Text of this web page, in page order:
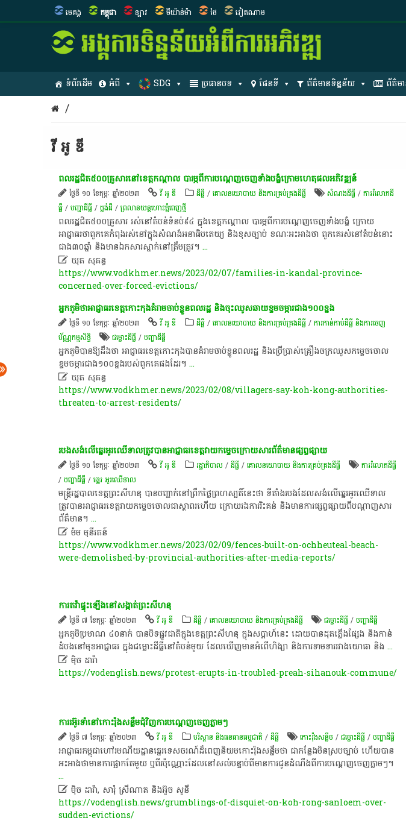
មេគង្គ កម្ពុជា ឡាវ មីយ៉ាន់ម៉ា ថៃ វៀតណាម
ទំព័រដើម អំពី SDG ប្រធានបទ ផែនទី ព័ត៌មានទិន្នន័យ ព័ត៌ម
/
វី អូ ឌី
ពលរដ្ឋជិត៥០០គ្រួសារនៅខេត្តកណ្ដាល បារម្ភពីការបណ្ដេញចេញទាំងបង្ខំក្រោមហេតុផលអភិវឌ្ឍន៍
ថ្ងៃទី ១០ ខែកុម្ភៈ ឆ្នាំ២០២៣ វី អូ ឌី ដីធ្លី/គោលនយោបាយ និង​ការគ្រប់គ្រង​ដីធ្លី សំណងដីធ្លី/ការរំលោភដី
ធ្លី/បញ្ហា​ដី​ធ្លី​/ប្លង់ដី/ព្រលា​នយន្តហោះ​ភ្នំពេញថ្មី
ពលរដ្ឋជិត៥០០គ្រួសារ រស់នៅតំបន់ទំនប់៩៤ ក្នុងខេត្តកណ្ដាល បារម្ភពីការបណ្ដេញចេញទាំងបង្ខំ ក្រោយ
អាជ្ញាធរថាពួកគេកំពុងរស់នៅក្នុងសំណង់អនាធិបតេយ្យ និងខុសច្បាប់ ខណៈអះអាងថា ពួកគេរស់នៅតំបន់នោះ
ជាង៣០ឆ្នាំ និងមានឯកសារស្នាក់នៅត្រឹមត្រូវ។ ...
ឃុត សុគន្ធ
https://www.vodkhmer.news/2023/02/07/families-in-kandal-province-
concerned-over-forced-evictions/
អ្នកភូមិថាអាជ្ញាធរខេត្តកោះកុងគំរាមចាប់ខ្លួនពលរដ្ឋ និងចុះឈូសឆាយខ្ទមចម្ការជាង១០០ខ្នង
ថ្ងៃទី ១០ ខែកុម្ភៈ ឆ្នាំ២០២៣ វី អូ ឌី ដីធ្លី/គោលនយោបាយ និង​ការគ្រប់គ្រង​ដីធ្លី/ការកាន់កាប់​ដីធ្លី និង​ការចេញ​
ប័ណ្ណកម្មសិទ្ធិ​
ជម្លោះ​ដីធ្លី/បញ្ហា​ដី​ធ្លី​
អ្នកភូមិបានឱ្យដឹងថា អាជ្ញាធរខេត្តកោះកុងបានគំរាមចាប់ខ្លួនពលរដ្ឋ និងប្រើប្រាស់គ្រឿងចក្រឈូសកម្ទេចចោល
ខ្ទមចម្ការជាង១០០ខ្នងរបស់ពួកគេផងដែរ។ ...
ឃុត សុគន្ធ
https://www.vodkhmer.news/2023/02/08/villagers-say-koh-kong-authorities-
threaten-to-arrest-residents/
របងសង់លើឆ្នេរអូរឈើទាលត្រូវបានអាជ្ញាធរខេត្តវាយកម្ទេចក្រោយសារព័ត៌មានផ្សព្វផ្សាយ
ថ្ងៃទី ១០ ខែកុម្ភៈ ឆ្នាំ២០២៣ វី អូ ឌី រដ្ឋាភិបាល/ដីធ្លី/គោលនយោបាយ និង​ការគ្រប់គ្រង​ដីធ្លី
ការរំលោភដីធ្លី
/បញ្ហា​ដី​ធ្លី​/ឆ្នេរ អូរឈើទាល
មន្ត្រីរដ្ឋបាលខេត្តព្រះសីហនុ បានបញ្ជាក់នៅព្រឹកថ្ងៃព្រហស្បតិ៍នេះថា ទីតាំងរបងដែលសង់លើ​​ឆ្នេ​​រអូរឈើទាល
ត្រូវបានអាជ្ញាធរខេត្តវាយកម្ទេចចោលជាស្ថាពរហើយ ក្រោយរងការរិះគន់ និងមានការផ្សព្វផ្សាយពីបណ្ដាញសារ
ព័ត៌មាន។ ...
ម៉ម មុនីរតន៍
https://www.vodkhmer.news/2023/02/09/fences-built-on-ochheuteal-beach-
were-demolished-by-provincial-authorities-after-media-reports/
ការ​តវ៉ា​ផ្ទុះ​ឡើង​នៅ​សង្កាត់​ព្រះ​សីហ​នុ​
ថ្ងៃទី ៧ ខែកុម្ភៈ ឆ្នាំ២០២៣ វី អូ ឌី ដីធ្លី/គោលនយោបាយ និង​ការគ្រប់គ្រង​ដីធ្លី ជម្លោះ​ដីធ្លី/បញ្ហា​ដី​ធ្លី​
​អ្នក​ភូមិ​ប្រមាណ​ ៤០​នាក់​ បាន​បិទផ្លូវ​ជាតិ​ក្នុង​ខេត្ត​ព្រះ​សីហ​នុ​ ក្នុង​ស​ប្តា​ហ៍​នេះ​ ដោយ​បាន​ដុត​ភ្លើង​ផ្សែង​ និង​កាន់
ដំបង​នៅ​មុខ​អាជ្ញាធរ​ ក្នុង​ជម្លោះដីធ្លី​នៅ​តំបន់​មួយ​ ដែល​ឃើញ​មាន​អំពើ​ហិង្សា​ និង​ការ​ទាមទារ​រវាង​យោធា​ និង ...
ម៉ិច ដារ៉ា
https://vodenglish.news/protest-erupts-in-troubled-preah-sihanouk-commune/
ការ​រអ៊ូរទាំ​នៅ​កោះ​រ៉ុ​ង​សន្លឹម​ជុំវិញ​ការ​បណ្តេញចេញ​ភ្លាមៗ​
ថ្ងៃទី ៧ ខែកុម្ភៈ ឆ្នាំ២០២៣ វី អូ ឌី បរិស្ថាន និងធនធានធម្មជាតិ/ដីធ្លី កោះរ៉ុងសន្លឹម/ជម្លោះ​ដីធ្លី/បញ្ហា​ដី​ធ្លី​
​អាជ្ញាធរ​កម្ពុជា​ហៅ​រមណីយដ្ឋាន​ឆ្នេរ​ទេសចរណ៍​ដ៏​ពេញ​និយម​កោះ​រ៉ុ​ង​សន្លឹម​ថា​ ជា​កន្លែង​មិន​ស្របច្បាប់​ ហើយ​បាន​
អះអាង​ថា​មានការ​ផ្អាក​តែ​មួយ​ ឬ​ពីរ​ប៉ុណ្ណោះ​ដែល​នៅ​សល់​បន្ទាប់​ពី​មានការ​ជូនដំណឹង​ពី​ការ​បណ្តេញចេញ​ភ្លាមៗ​។​ ​
...
ម៉ិច ដារ៉ា, សារុំ ស្រីណាត និងអ៊ួច សូនី
https://vodenglish.news/grumblings-of-disquiet-on-koh-rong-sanloem-over-
sudden-evictions/